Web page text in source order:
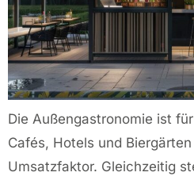
Die Außengastronomie ist
Cafés, Hotels und
Umsatzfaktor. Gleichzeitig